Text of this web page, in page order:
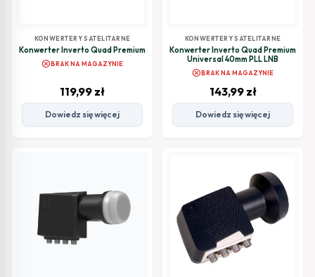
KONWERTERY SATELITARNE
Konwerter Inverto Quad Premium
cancelBRAK NA MAGAZYNIE
119,99 zł
Dowiedz się więcej
KONWERTERY SATELITARNE
Konwerter Inverto Quad Premium
Universal 40mm PLL LNB
cancelBRAK NA MAGAZYNIE
143,99 zł
Dowiedz się więcej